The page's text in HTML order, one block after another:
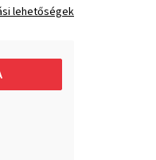
lehetőségek